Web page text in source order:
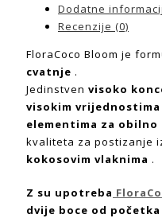
Dodatne
Recenzije (0)
FloraCoco Bloom je
cvatnje .
Jedinstven visoko
visokim
elementima za obilno
kvaliteta za postizanje
kokosovim vlaknima .
Z su upotreba
dvije boce od